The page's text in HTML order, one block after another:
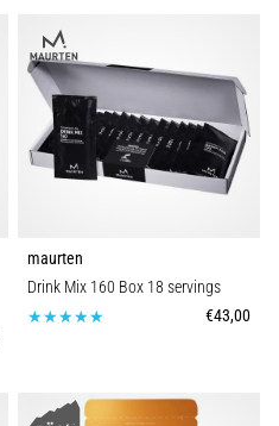
maurten
Drink Mix 160 Box 18 servings
€43,00